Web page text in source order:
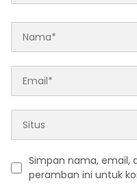
Simpan nama, email,
peramban ini untuk